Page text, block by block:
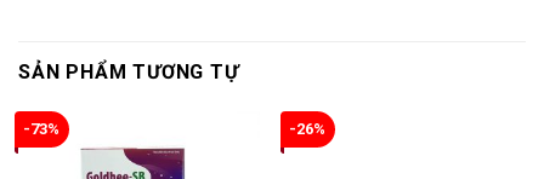
SẢN PHẨM TƯƠNG TỰ
-73% -26%